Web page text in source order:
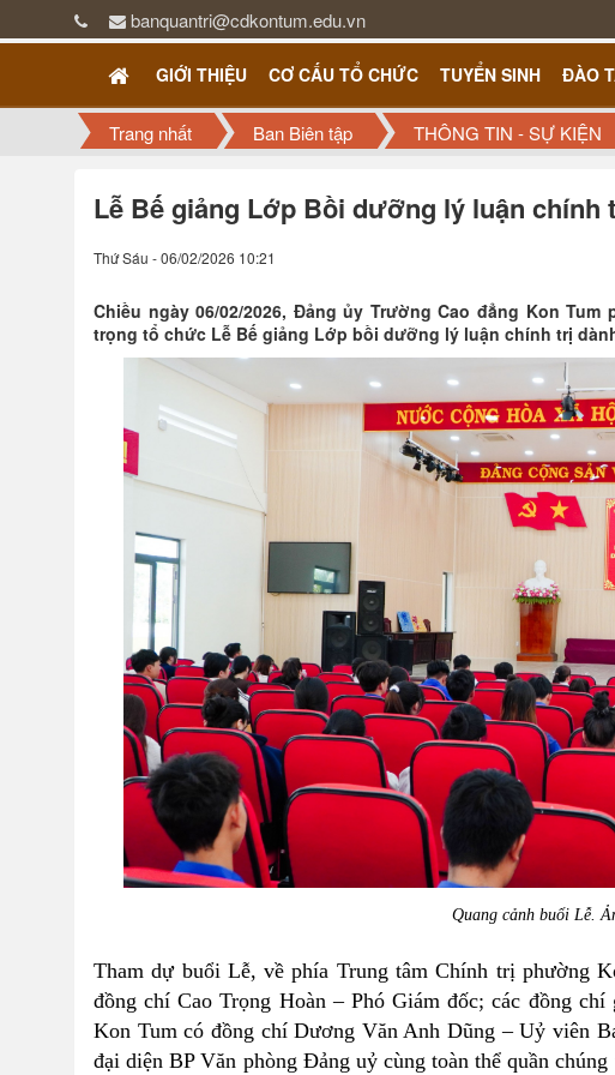
banquantri@cdkontum.edu.vn
GIỚI THIỆU CƠ CẤU TỔ CHỨC TUYỂN SINH ĐÀO
Trang nhất Ban Biên tập THÔNG TIN - SỰ KIỆN
Lễ Bế giảng Lớp Bồi dưỡng lý luận
Thứ Sáu - 06/02/2026 10:21
Chiều ngày 06/02/2026, Đảng ủy Trường Cao đẳng Kon
trọng tổ chức Lễ Bế giảng Lớp bồi dưỡng lý luận chính trị
Quang cảnh buổi Lễ.
Tham dự buổi Lễ, về phía Trung tâm Chính trị phường
đồng chí Cao Trọng Hoàn – Phó Giám đốc; các đồng
Kon Tum có đồng chí Dương Văn Anh Dũng – Uỷ viên
đại diện BP Văn phòng Đảng uỷ cùng toàn thể quần